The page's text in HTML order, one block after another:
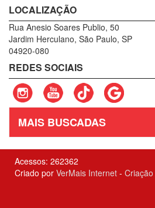
LOCALIZAÇÃO
Rua Anesio Soares Publio, 50
Jardim Herculano, São Paulo, SP
04920-080
REDES SOCIAIS
MAIS BUSCADAS
Acessos: 262362
Criado por VerMais Internet -